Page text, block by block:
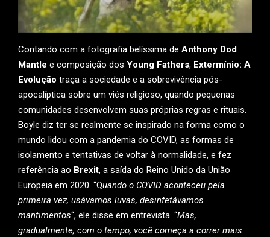
Contando com a fotografia belíssima de Anthony Dod
Mantle e composição dos Young Fathers, Extermínio: A
Evolução traça a sociedade e a sobrevivência pós-
apocalíptica sobre um viés religioso, quando pequenas
comunidades desenvolvem suas próprias regras e rituais.
Boyle diz ter se realmente se inspirado na forma como o
mundo lidou com a pandemia do COVID, as formas de
isolamento e tentativas de voltar à normalidade, e fez
referência ao Brexit, a saída do Reino Unido da União
Europeia em 2020. “Quando o COVID aconteceu pela
primeira vez, usávamos luvas, desinfetávamos
mantimentos“, ele disse em entrevista. “Mas,
gradualmente, com o tempo, você começa a correr mais